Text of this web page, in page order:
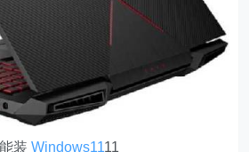
装Windows1111